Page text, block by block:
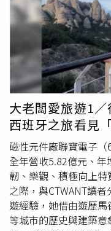
機構投資人需求強勁
些則希望參與快速成
併估值，SpaceX目前
該火箭新創在二級市場
元。其他多家知名新
手「Anthropic」，據
資人對新上市公司需
維持私有狀態，依靠
SpaceX這樣的公司上
《彭博新聞》4月1日率
申報允許公司私下向
審查前處理回饋並完
投資人對「馬斯克經
且相互交織的商業帝
估值上的運作方式。
的可能許多女性對於
狀減輕後，甚至在症
中，我遇到了一個名
更年期的替代詞。這個
一生命過渡視為轉折
都會以正面的方式發生
期，或某種形式的文藝
德（ Margaret Mead
menopausalzest）也
和心理能量的激增。你
可能會開始思考新的
趣、新的居住地或旅
甚至是全面刷新對於
光 更能專注自己隨著
也隨之而來：自我超
大老闆愛旅遊1
西班牙之旅看見
磁性元件廠聯寶電子（
全年營收5.82億元、
韌、樂觀、積極向上
之際，與CTWANT讀
遊經驗，她借由遊歷
等城市的歷史與建築